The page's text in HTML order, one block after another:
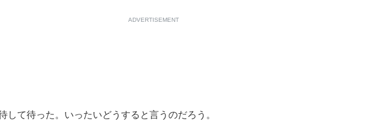
ADVERTISEMENT
して待った。いったいどうすると言うのだろう。